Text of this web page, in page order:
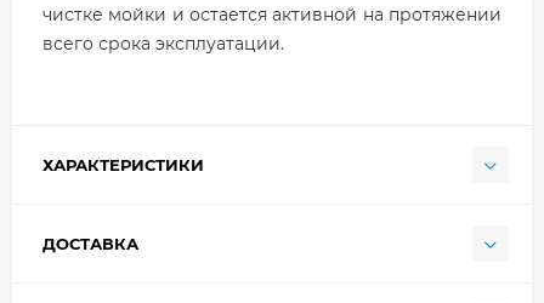
чистке мойки и остается активной на протяжении
всего срока эксплуатации.
ХАРАКТЕРИСТИКИ
ДОСТАВКА